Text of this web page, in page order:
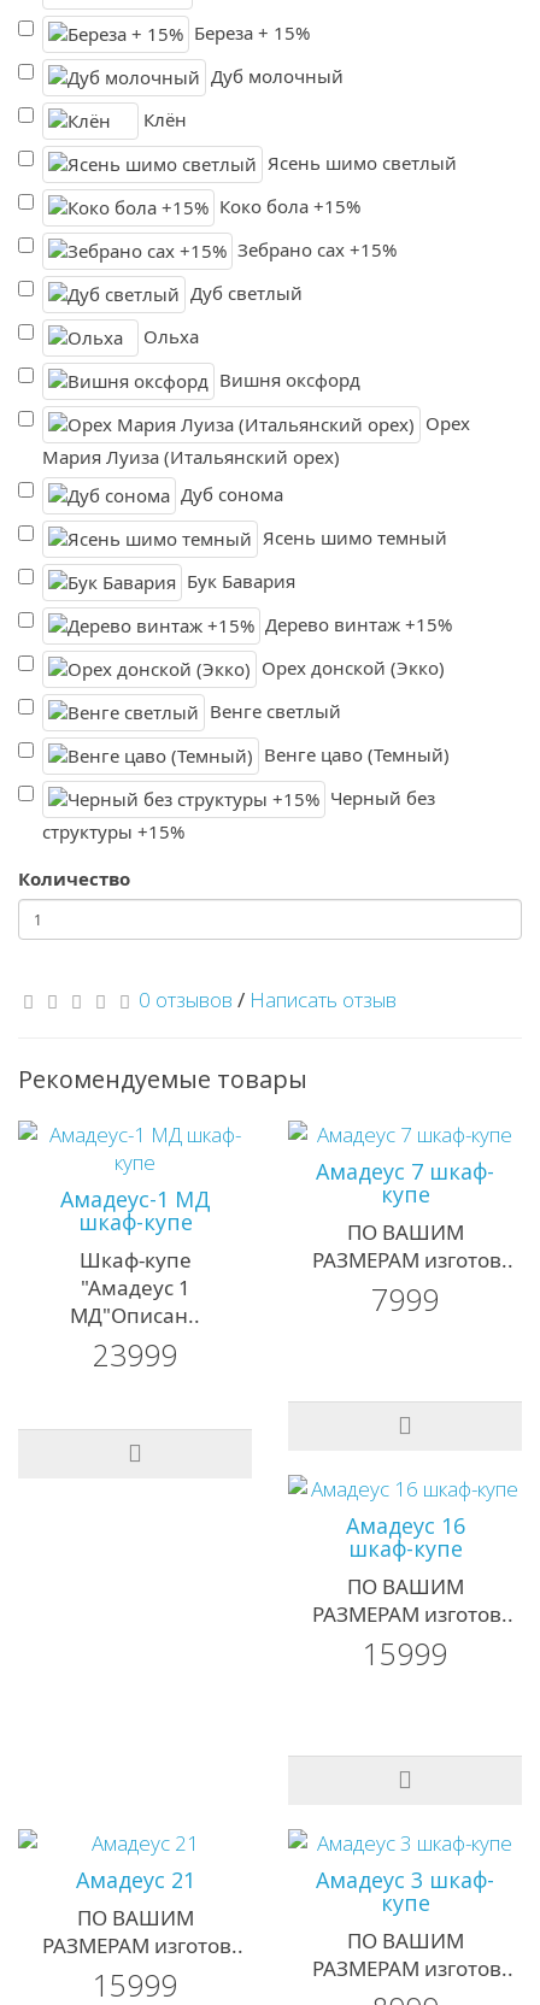
Береза + 15%
Дуб молочный
Клён
Ясень шимо светлый
Коко бола +15%
Зебрано сах +15%
Дуб светлый
Ольха
Вишня оксфорд
Орех
Мария Луиза (Итальянский орех)
Дуб сонома
Ясень шимо темный
Бук Бавария
Дерево винтаж +15%
Орех донской (Экко)
Венге светлый
Венге цаво (Темный)
Черный без
структуры +15%
Количество
0 отзывов / Написать отзыв
Рекомендуемые товары
Амадеус-1 MД
шкаф-купе
Шкаф-купе
"Амадеус 1
МД"Описан..
23999
Амадеус 7 шкаф-
купе
ПО ВАШИМ
РАЗМЕРАМ изготов..
7999
Амадеус 16
шкаф-купе
ПО ВАШИМ
РАЗМЕРАМ изготов..
15999
Амадеус 21
ПО ВАШИМ
РАЗМЕРАМ изготов..
15999
Амадеус 3 шкаф-
купе
ПО ВАШИМ
РАЗМЕРАМ изготов..